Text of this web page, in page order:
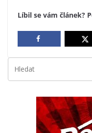
Líbil se vám článek?